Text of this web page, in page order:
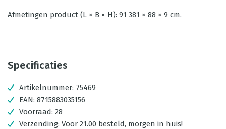
Afmetingen product (L × B × H): 91 381 × 88 × 9 cm.
Specificaties
Artikelnummer: 75469
EAN: 8715883035156
Voorraad: 28
Verzending: Voor 21.00 besteld, morgen in huis!